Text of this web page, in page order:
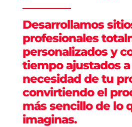
Desarrollamos
profesionales
personalizados y
tiempo ajustados a
necesidad de tu
convirtiendo el
más sencillo de lo
imaginas.